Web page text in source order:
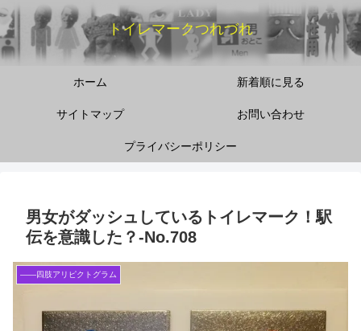
トイレマークつれづれ
ホーム 新着順に見る
サイトマップ お問い合わせ
プライバシーポリシー
男女がダッシュしているトイレマーク！駅
伝を意識した？‐No.708
――四肢アリピクトグラム